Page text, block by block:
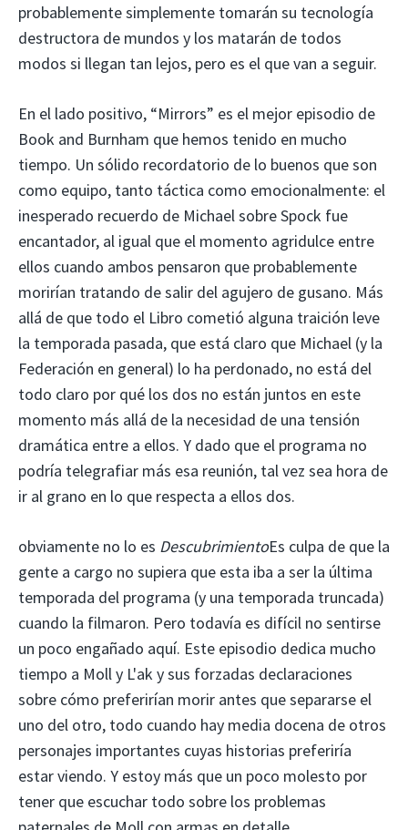
probablemente simplemente tomarán su tecnología
destructora de mundos y los matarán de todos
modos si llegan tan lejos, pero es el que van a seguir.
En el lado positivo, “Mirrors” es el mejor episodio de
Book and Burnham que hemos tenido en mucho
tiempo. Un sólido recordatorio de lo buenos que son
como equipo, tanto táctica como emocionalmente: el
inesperado recuerdo de Michael sobre Spock fue
encantador, al igual que el momento agridulce entre
ellos cuando ambos pensaron que probablemente
morirían tratando de salir del agujero de gusano. Más
allá de que todo el Libro cometió alguna traición leve
la temporada pasada, que está claro que Michael (y la
Federación en general) lo ha perdonado, no está del
todo claro por qué los dos no están juntos en este
momento más allá de la necesidad de una tensión
dramática entre a ellos. Y dado que el programa no
podría telegrafiar más esa reunión, tal vez sea hora de
ir al grano en lo que respecta a ellos dos.
obviamente no lo es DescubrimientoEs culpa de que la
gente a cargo no supiera que esta iba a ser la última
temporada del programa (y una temporada truncada)
cuando la filmaron. Pero todavía es difícil no sentirse
un poco engañado aquí. Este episodio dedica mucho
tiempo a Moll y L'ak y sus forzadas declaraciones
sobre cómo preferirían morir antes que separarse el
uno del otro, todo cuando hay media docena de otros
personajes importantes cuyas historias preferiría
estar viendo. Y estoy más que un poco molesto por
tener que escuchar todo sobre los problemas